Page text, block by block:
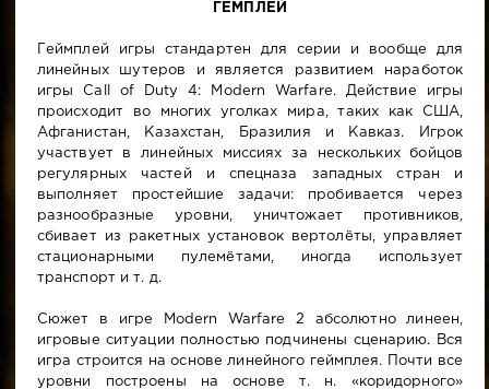
ГЕМПЛЕЙ
Геймплей игры стандартен для серии и вообще для
линейных шутеров и является развитием наработок
игры Call of Duty 4: Modern Warfare. Действие игры
происходит во многих уголках мира, таких как США,
Афганистан, Казахстан, Бразилия и Кавказ. Игрок
участвует в линейных миссиях за нескольких бойцов
регулярных частей и спецназа западных стран и
выполняет простейшие задачи: пробивается через
разнообразные уровни, уничтожает противников,
сбивает из ракетных установок вертолёты, управляет
стационарными пулемётами, иногда использует
транспорт и т. д.
Сюжет в игре Modern Warfare 2 абсолютно линеен,
игровые ситуации полностью подчинены сценарию. Вся
игра строится на основе линейного геймплея. Почти все
уровни построены на основе т. н. «коридорного»